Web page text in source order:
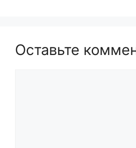
Оставьте